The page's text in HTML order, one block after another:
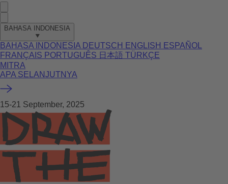
BAHASA INDONESIA
BAHASA INDONESIA DEUTSCH ENGLISH ESPAÑOL
FRANÇAIS PORTUGUÊS 日本語 TÜRKÇE
MITRA
APA SELANJUTNYA
15-21 September, 2025